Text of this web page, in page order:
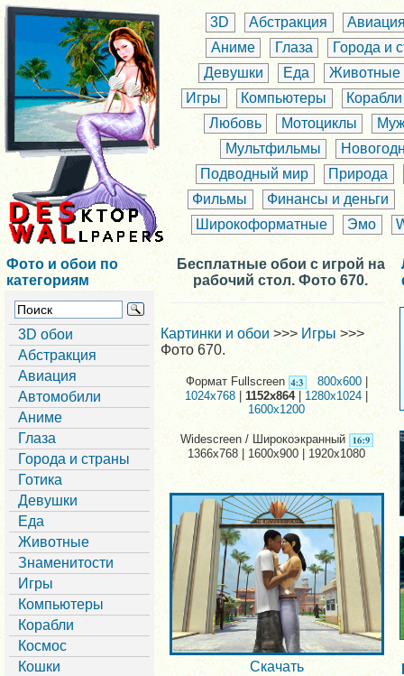
3D Абстракция
Аниме
Глаза
Города и
Девушки
Еда
Животные
Игры
Компьютеры
Корабли
Любовь
Мотоциклы
Мультфильмы
Подводный мир
Природа
Фильмы
Финансы и деньги
Широкоформатные
Эмо
Фото и обои по
категориям
3D обои
Абстракция
Авиация
Автомобили
Аниме
Глаза
Города и страны
Готика
Девушки
Еда
Животные
Знаменитости
Игры
Компьютеры
Корабли
Космос
Кошки
Бесплатные обои с игрой на
рабочий стол. Фото 670.
Картинки и обои >>> Игры>>>
Фото 670.
Формат Fullscreen 800x600
1024x768 |1152x864|1280x1024
1600x1200
Widescreen / Широкоэкранный
1366x768 | 1600x900 | 1920x1080
Скачать